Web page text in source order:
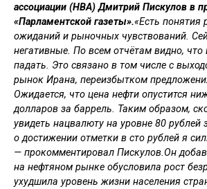
ассоциации (НВА) Дмитрий Пискулов в
«Парламентской газеты».«Есть понятия
ожиданий и рыночных чувствований.
негативные. По всем отчётам видно, что
падать. Это связано в том числе с
рынок Ирана, переизбытком
Ожидается, что цена нефти опустится
долларов за баррель. Таким образом,
увидеть нацвалюту на уровне 80 рублей
о достижении отметки в сто рублей я
— прокомментировал Пискулов.Он
на нефтяном рынке обусловила рост
ухудшила уровень жизни населения